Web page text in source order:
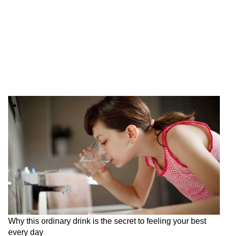
रहना चाहिए।” उनका यह बयान समर्थकों के बीच तेजी से
वायरल हो गया और इसे उनके आत्मविश्वास की मिसाल
सुरक्षा पर फिर उठे गंभीर सवाल
वॉशिंगटन हिल्टन लंबे समय से व्हाइट हाउस कॉरेस्पोंडेंट्स
डिनर का आयोजन स्थल रहा है। लेकिन यह होटल आम
मेहमानों के लिए भी आंशिक रूप से खुला रहता है। सुरक्षा
व्यवस्था मुख्य रूप से बॉलरूम पर केंद्रित होती है, जबकि
Jalandhar में भयानक एक्सीडेंटः चकनाचूर हो
गई कार-3 लोगों की ऑन द स्पॉट मौत, SHO ने
क्या बताया...